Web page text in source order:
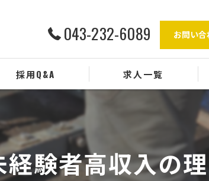
043-232-6089 お問い
採用Q&A 求人一覧
験者高収入の